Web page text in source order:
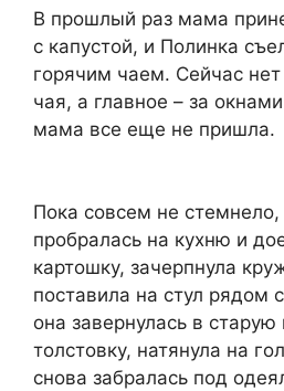
В прошлый раз мама
с капустой, и Полинка
горячим чаем. Сейчас
чая, а главное – за
мама все еще не пришла.
Пока совсем не стемнело,
пробралась на кухню и
картошку, зачерпнула
поставила на стул рядом
она завернулась в старую
толстовку, натянула на
снова забралась под